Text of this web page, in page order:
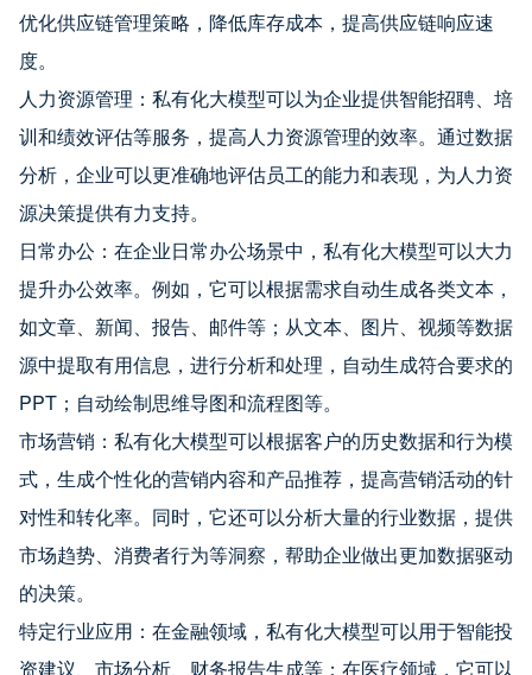
优化供应链管理策略，降低库存成本，提高供应链响应速
度。
人力资源管理：私有化大模型可以为企业提供智能招聘、培
训和绩效评估等服务，提高人力资源管理的效率。通过数据
分析，企业可以更准确地评估员工的能力和表现，为人力资
源决策提供有力支持。
日常办公：在企业日常办公场景中，私有化大模型可以大力
提升办公效率。例如，它可以根据需求自动生成各类文本，
如文章、新闻、报告、邮件等；从文本、图片、视频等数据
源中提取有用信息，进行分析和处理，自动生成符合要求的
PPT；自动绘制思维导图和流程图等。
市场营销：私有化大模型可以根据客户的历史数据和行为模
式，生成个性化的营销内容和产品推荐，提高营销活动的针
对性和转化率。同时，它还可以分析大量的行业数据，提供
市场趋势、消费者行为等洞察，帮助企业做出更加数据驱动
的决策。
特定行业应用：在金融领域，私有化大模型可以用于智能投
资建议、市场分析、财务报告生成等；在医疗领域，它可以